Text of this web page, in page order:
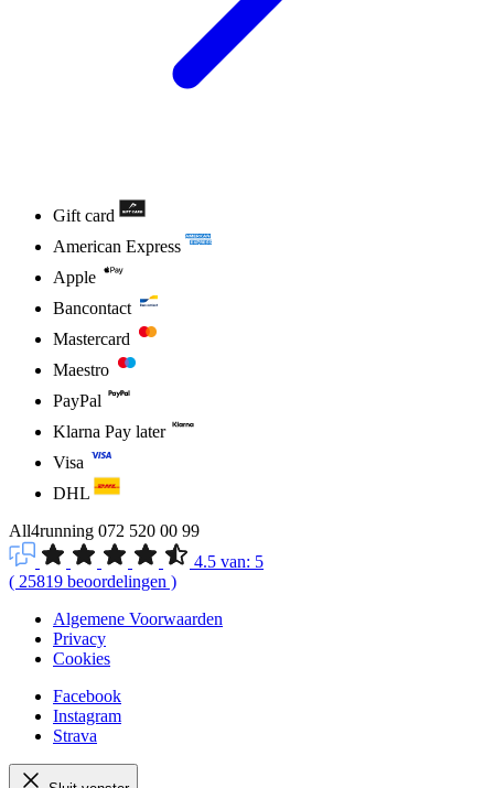
Gift card
American Express
Apple
Bancontact
Mastercard
Maestro
PayPal
Klarna Pay later
Visa
DHL
All4running 072 520 00 99
4.5 van: 5
( 25819 beoordelingen )
Algemene Voorwaarden
Privacy
Cookies
Facebook
Instagram
Strava